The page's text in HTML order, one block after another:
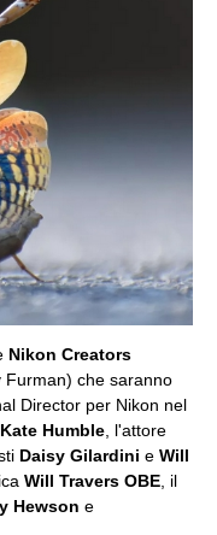
Nikon Creators
Furman) che saranno
Director per Nikon nel
Kate Humble, l'attore
Daisy Gilardini e Will
Will Travers OBE, il
Hewson e